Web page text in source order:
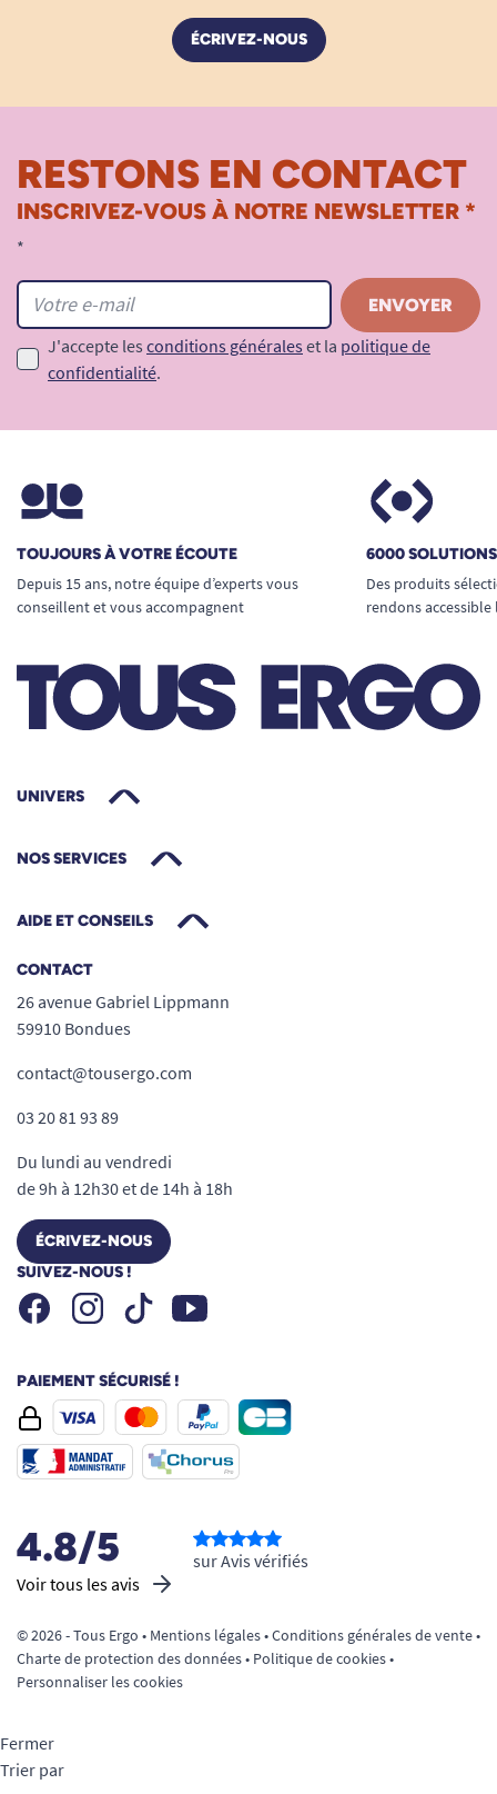
ÉCRIVEZ-NOUS
RESTONS EN CONTACT
INSCRIVEZ-VOUS À NOTRE NEWSLETTER *
*
J'accepte les conditions générales et la politique de
confidentialité.
TOUJOURS À VOTRE ÉCOUTE
Depuis 15 ans, notre équipe d’experts vous
conseillent et vous accompagnent
6000
Des produits
rendons
UNIVERS
NOS SERVICES
AIDE ET CONSEILS
CONTACT
26 avenue Gabriel Lippmann
59910 Bondues
contact@tousergo.com
03 20 81 93 89
Du lundi au vendredi
de 9h à 12h30 et de 14h à 18h
ÉCRIVEZ-NOUS
SUIVEZ-NOUS !
FacebookInstagramTiktok Youtube
PAIEMENT SÉCURISÉ !
4.8/5
Voir tous les avis
sur Avis vérifiés
© 2026 - Tous Ergo • Mentions légales•Conditions générales de vente•
Charte de protection des données• Politique de cookies•
Personnaliser les cookies
Fermer
Trier par